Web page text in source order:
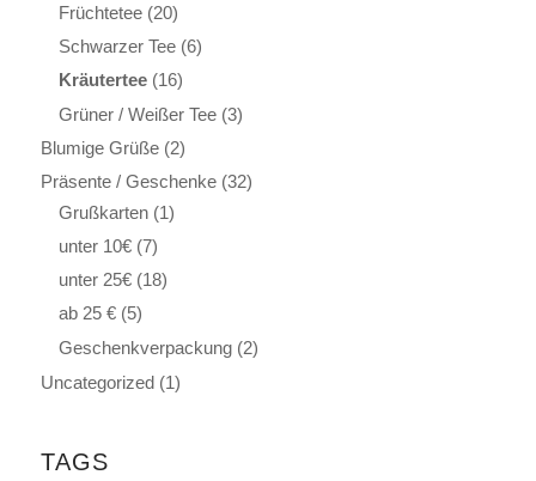
Früchtetee (20)
Schwarzer Tee (6)
Kräutertee (16)
Grüner / Weißer Tee (3)
Blumige Grüße (2)
Präsente / Geschenke (32)
Grußkarten (1)
unter 10€ (7)
unter 25€ (18)
ab 25 € (5)
Geschenkverpackung (2)
Uncategorized (1)
TAGS